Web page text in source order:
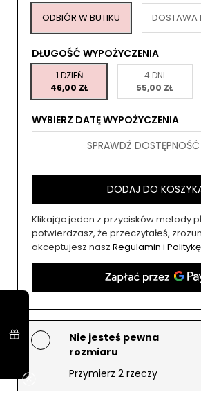
ODBIÓR W BUTIKU DOSTAWA
DŁUGOŚĆ WYPOŻYCZENIA
1 DZIEŃ
46,00 ZŁ
4 DNI
55,00 ZŁ
WYBIERZ DATĘ WYPOŻYCZENIA
SPRAWDŹ DOSTĘPNOŚĆ
DODAJ DO
Klikając jeden z przycisków metody
potwierdzasz, że przeczytałeś,
akceptujesz nasz Regulamin i
Nie jesteś pewna
rozmiaru
Przymierz 2 rzeczy